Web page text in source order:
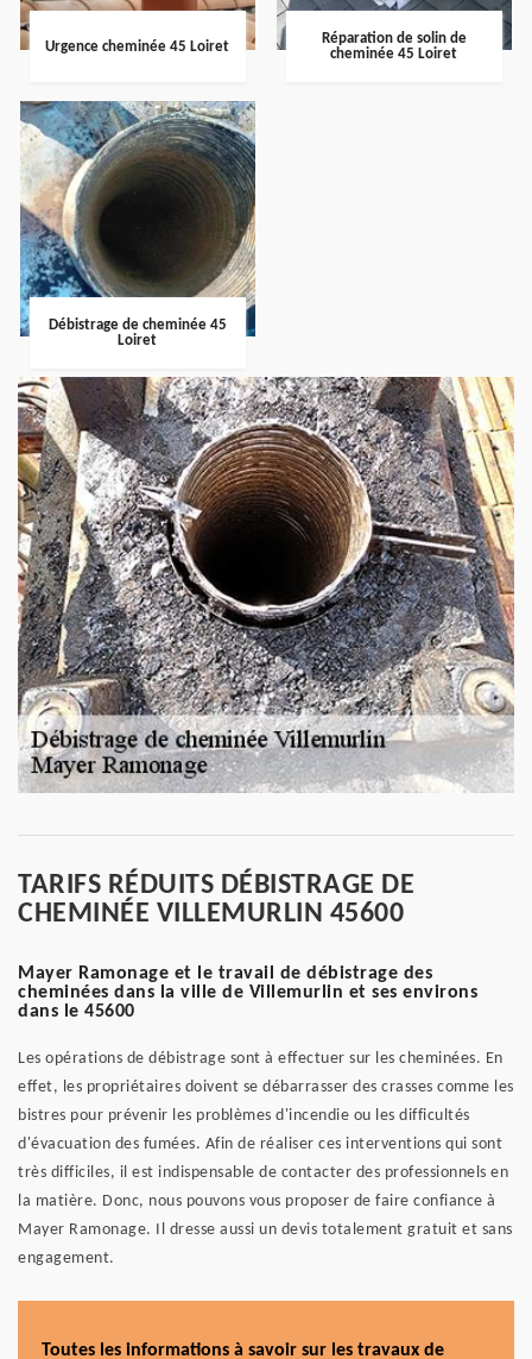
Urgence cheminée 45 Loiret
Réparation de solin de
cheminée 45 Loiret
Débistrage de cheminée 45
Loiret
TARIFS RÉDUITS DÉBISTRAGE DE
CHEMINÉE VILLEMURLIN 45600
Mayer Ramonage et le travail de débistrage des
cheminées dans la ville de Villemurlin et ses environs
dans le 45600
Les opérations de débistrage sont à effectuer sur les cheminées. En
effet, les propriétaires doivent se débarrasser des crasses comme les
bistres pour prévenir les problèmes d'incendie ou les difficultés
d'évacuation des fumées. Afin de réaliser ces interventions qui sont
très difficiles, il est indispensable de contacter des professionnels en
la matière. Donc, nous pouvons vous proposer de faire confiance à
Mayer Ramonage. Il dresse aussi un devis totalement gratuit et sans
engagement.
Toutes les informations à savoir sur les travaux de